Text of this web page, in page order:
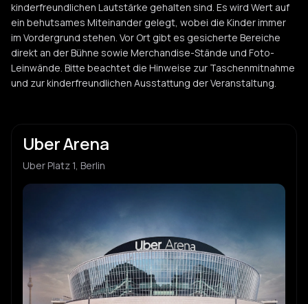
kinderfreundlichen Lautstärke gehalten sind. Es wird Wert auf
ein behutsames Miteinander gelegt, wobei die Kinder immer
im Vordergrund stehen. Vor Ort gibt es gesicherte Bereiche
direkt an der Bühne sowie Merchandise-Stände und Foto-
Leinwände. Bitte beachtet die Hinweise zur Taschenmitnahme
und zur kinderfreundlichen Ausstattung der Veranstaltung.
Uber Arena
Uber Platz 1, Berlin